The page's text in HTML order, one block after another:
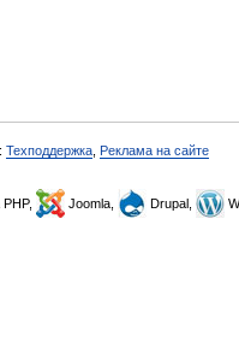
Техподдержка Реклама на сайте
Joomla, Drupal,